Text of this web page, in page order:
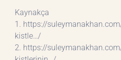
Kaynakça
1. https://
kistle…/
2. https://